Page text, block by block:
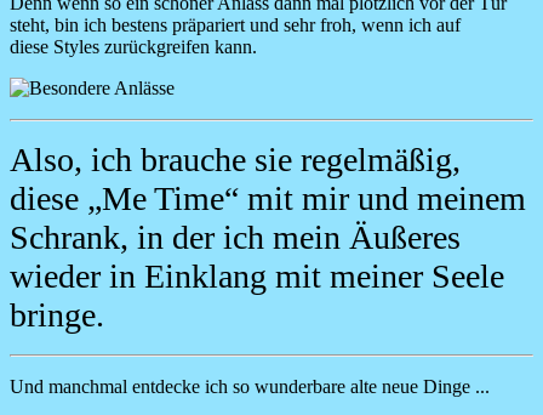
steht, bin ich bestens präpariert und sehr froh, wenn ich auf
diese Styles zurückgreifen kann.
Image
Also, ich brauche sie regelmäßig,
diese „Me Time“ mit mir und meinem
Schrank, in der ich mein Äußeres
wieder in Einklang mit meiner Seele
bringe.
Und manchmal entdecke ich so wunderbare alte neue Dinge ...